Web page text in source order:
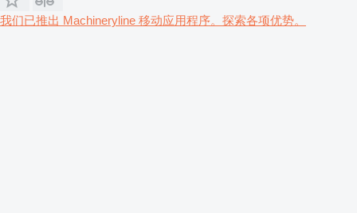
我们已推出 Machineryline 移动应用程序。探索各项优势。